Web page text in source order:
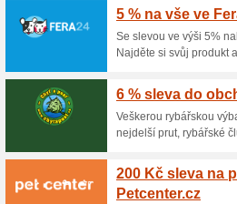
Aktuální
Sleva na